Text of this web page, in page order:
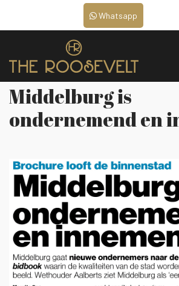
Whatsapp
Middelburg is
ondernemend en